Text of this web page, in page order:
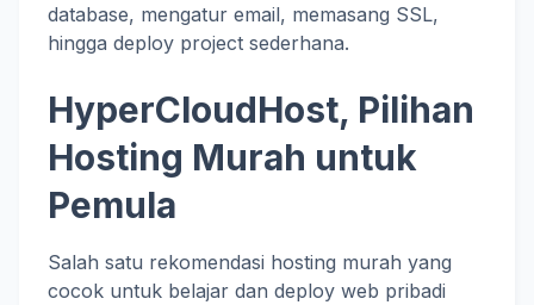
database, mengatur email, memasang SSL,
hingga deploy project sederhana.
HyperCloudHost, Pilihan
Hosting Murah untuk
Pemula
Salah satu rekomendasi hosting murah yang
cocok untuk belajar dan deploy web pribadi